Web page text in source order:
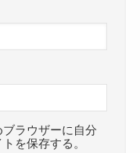
ラウザーに自分
を保存する。